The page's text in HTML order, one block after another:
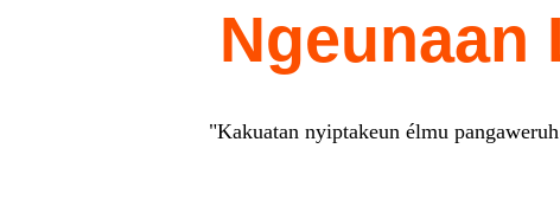
Ngeunaan
"Kakuatan nyiptakeun élmu